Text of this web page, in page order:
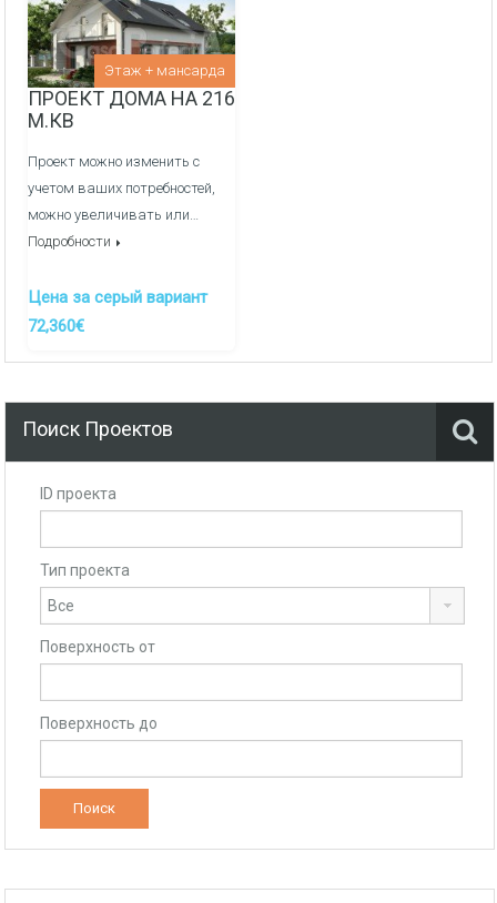
Внутреняя отделка:
Перегородочные стен из фортана
Медные электрические сети и распределительный
Заливка полов полусухой механизированной
гребенки, котельная -
Этаж + мансарда
ПРОЕКТ ДОМА НА 216
М.КВ
Проект можно изменить с
учетом ваших потребностей,
можно увеличивать или…
Подробности
Цена за серый вариант
72,360€
Поиск Проектов
ID проекта
Тип проекта
Поверхность от
Поверхность до